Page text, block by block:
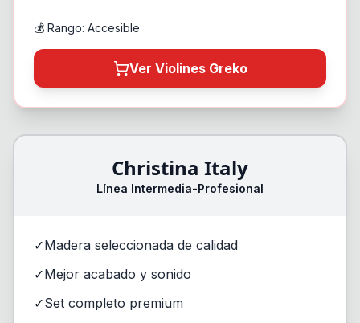
💰 Rango: Accesible
Ver Violines Greko
Christina Italy
Línea Intermedia-Profesional
✓Madera seleccionada de calidad
✓Mejor acabado y sonido
✓Set completo premium